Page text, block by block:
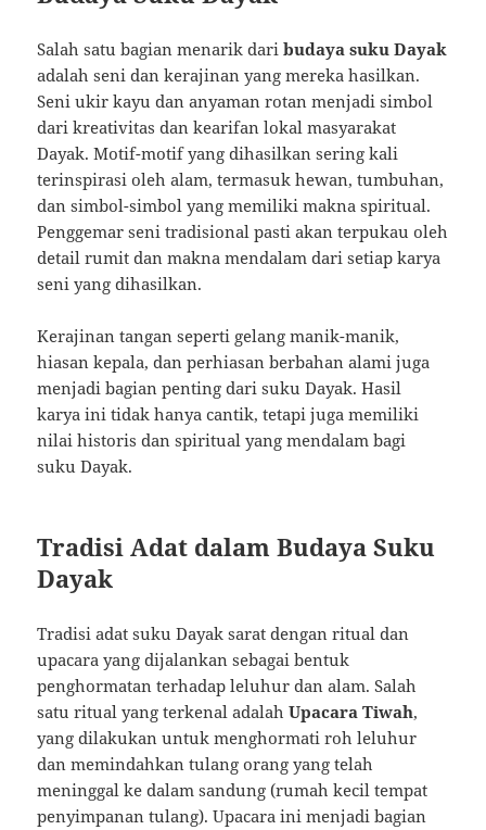
Salah satu bagian menarik daribudaya suku Dayak
adalah seni dan kerajinan yang mereka hasilkan.
Seni ukir kayu dan anyaman rotan menjadi simbol
dari kreativitas dan kearifan lokal masyarakat
Dayak. Motif-motif yang dihasilkan sering kali
terinspirasi oleh alam, termasuk hewan, tumbuhan,
dan simbol-simbol yang memiliki makna spiritual.
Penggemar seni tradisional pasti akan terpukau oleh
detail rumit dan makna mendalam dari setiap karya
seni yang dihasilkan.
Kerajinan tangan seperti gelang manik-manik,
hiasan kepala, dan perhiasan berbahan alami juga
menjadi bagian penting dari suku Dayak. Hasil
karya ini tidak hanya cantik, tetapi juga memiliki
nilai historis dan spiritual yang mendalam bagi
suku Dayak.
Tradisi Adat dalam Budaya Suku
Dayak
Tradisi adat suku Dayak sarat dengan ritual dan
upacara yang dijalankan sebagai bentuk
penghormatan terhadap leluhur dan alam. Salah
satu ritual yang terkenal adalahUpacara Tiwah,
yang dilakukan untuk menghormati roh leluhur
dan memindahkan tulang orang yang telah
meninggal ke dalam sandung (rumah kecil tempat
penyimpanan tulang). Upacara ini menjadi bagian